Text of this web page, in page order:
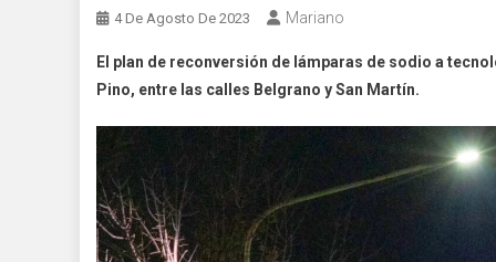
4 De Agosto De 2023 Mariano
El plan de reconversión de lámparas de sodio a
Pino, entre las calles Belgrano y San Martín.